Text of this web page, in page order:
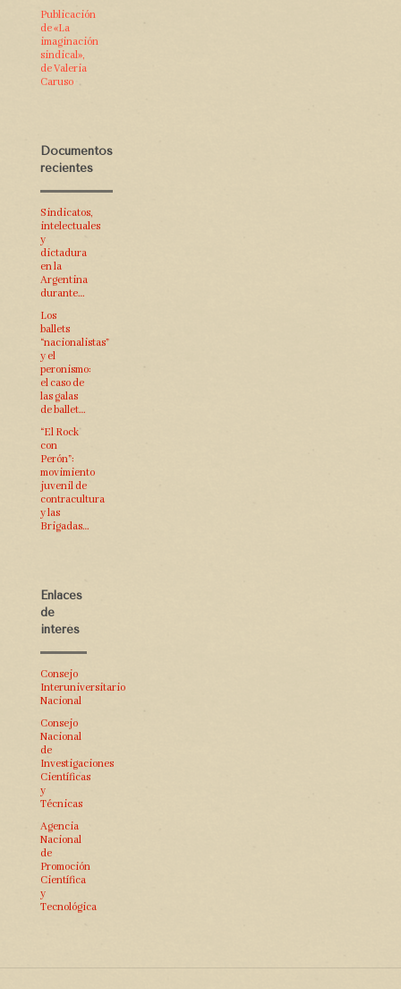
Publicación
de «La
imaginación
sindical»,
de Valeria
Caruso
Documentos
recientes
Sindicatos,
intelectuales
y
dictadura
en la
Argentina
durante…
Los
ballets
“nacionalistas”
y el
peronismo:
el caso de
las galas
de ballet…
“El Rock
con
Perón”:
movimiento
juvenil de
contracultura
y las
Brigadas…
Enlaces
de
interés
Consejo
Interuniversitario
Nacional
Consejo
Nacional
de
Investigaciones
Científicas
y
Técnicas
Agencia
Nacional
de
Promoción
Científica
y
Tecnológica